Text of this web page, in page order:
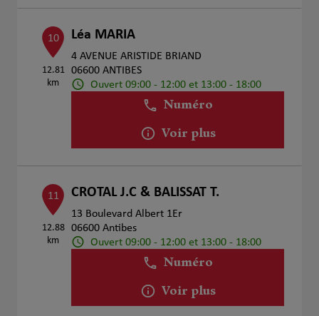
10
12.81
km
Léa MARIA
4 AVENUE ARISTIDE BRIAND
06600 ANTIBES
Ouvert 09:00 - 12:00 et 13:00 - 18:00
Numéro
Voir plus
11
12.88
km
CROTAL J.C & BALISSAT T.
13 Boulevard Albert 1Er
06600 Antibes
Ouvert 09:00 - 12:00 et 13:00 - 18:00
Numéro
Voir plus